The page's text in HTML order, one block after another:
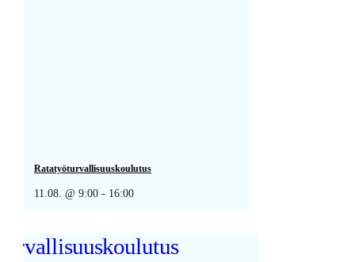
Ratatyöturvallisuuskoulutus
11.08. @ 9:00 - 16:00